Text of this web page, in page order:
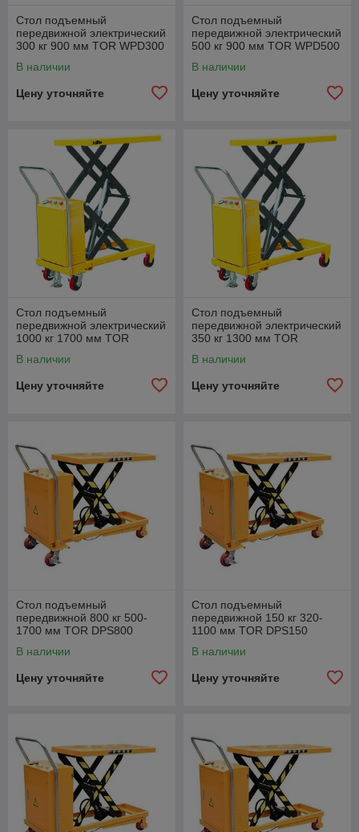
Стол подъемный
передвижной электрический
300 кг 900 мм TOR WPD300
В наличии
Цену уточняйте
Стол подъемный
передвижной электрический
500 кг 900 мм TOR WPD500
В наличии
Цену уточняйте
Стол подъемный
передвижной электрический
1000 кг 1700 мм TOR
В наличии
Цену уточняйте
Стол подъемный
передвижной электрический
350 кг 1300 мм TOR
В наличии
Цену уточняйте
Стол подъемный
передвижной 800 кг 500-
1700 мм TOR DPS800
В наличии
Цену уточняйте
Стол подъемный
передвижной 150 кг 320-
1100 мм TOR DPS150
В наличии
Цену уточняйте